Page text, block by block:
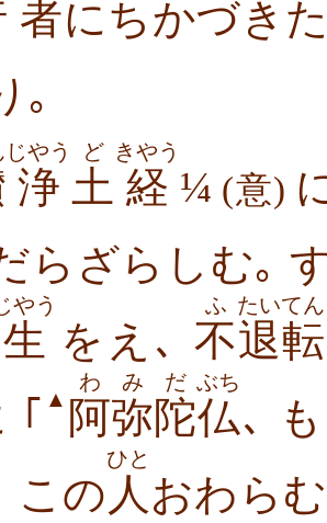
者にちかづき
｡
浄
じやう
土
ど
経
きやう
¼ (意)
らざらしむ｡
生
やう
をえ､ 不
ふ
退転
たいてん
▲ 阿
わ
弥陀
みだ
仏
ぶち
､
この 人
ひと
おわら